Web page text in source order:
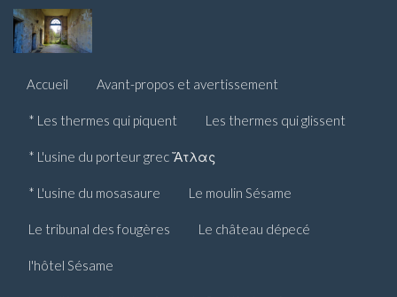
Accueil Avant-propos et avertissement
* Les thermes qui piquent Les thermes qui glissent
* L'usine du porteur grec Ἄτλας
* L'usine du mosasaure Le moulin Sésame
Le tribunal des fougères Le château dépecé
l'hôtel Sésame